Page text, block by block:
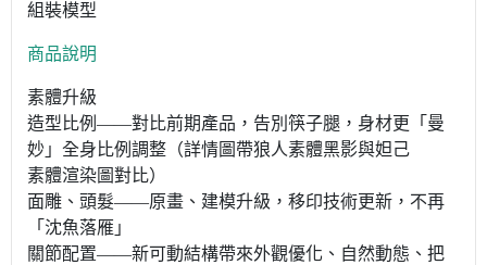
組裝模型
商品說明
素體升級
造型比例——對比前期產品，告別筷子腿，身材更「曼
妙」全身比例調整（詳情圖帶狼人素體黑影與妲己
素體渲染圖對比）
面雕、頭髮——原畫、建模升級，移印技術更新，不再
「沈魚落雁」
關節配置——新可動結構帶來外觀優化、自然動態、把